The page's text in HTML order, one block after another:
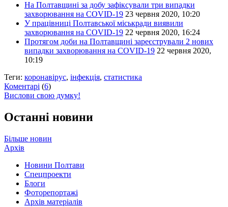
На Полтавщині за добу зафіксували три випадки
захворювання на COVID-19 23 червня 2020, 10:20
У працівниці Полтавської міськради виявили
захворювання на COVID-19 22 червня 2020, 16:24
Протягом доби на Полтавщині зареєстрували 2 нових
випадки захворювання на COVID-19 22 червня 2020,
10:19
Теги: коронавірус, інфекція, статистика
Коментарі (6)
Вислови свою думку!
Останні новини
Більше новин
Архів
Новини Полтави
Спецпроекти
Блоги
Фоторепортажі
Архів матеріалів